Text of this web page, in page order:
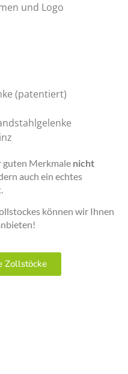
und Logo
(patentiert)
guten Merkmale nicht
auch ein echtes
können wir Ihnen
Zollstöcke